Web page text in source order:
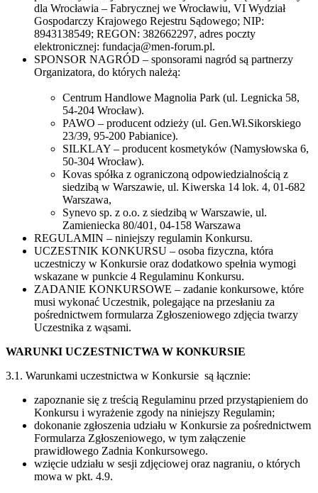
dla Wrocławia – Fabrycznej we Wrocławiu, VI Wydział
Gospodarczy Krajowego Rejestru Sądowego; NIP:
8943138549; REGON: 382662297, adres poczty
elektronicznej: fundacja@men-forum.pl.
SPONSOR NAGRÓD – sponsorami nagród są partnerzy
Organizatora, do których należą:
Centrum Handlowe Magnolia Park (ul. Legnicka 58,
54-204 Wrocław).
PAWO – producent odzieży (ul. Gen.Wł.Sikorskiego
23/39, 95-200 Pabianice).
SILKLAY – producent kosmetyków (Namysłowska 6,
50-304 Wrocław).
Kovas spółka z ograniczoną odpowiedzialnością z
siedzibą w Warszawie, ul. Kiwerska 14 lok. 4, 01-682
Warszawa,
Synevo sp. z o.o. z siedzibą w Warszawie, ul.
Zamieniecka 80/401, 04-158 Warszawa
REGULAMIN – niniejszy regulamin Konkursu.
UCZESTNIK KONKURSU – osoba fizyczna, która
uczestniczy w Konkursie oraz dodatkowo spełnia wymogi
wskazane w punkcie 4 Regulaminu Konkursu.
ZADANIE KONKURSOWE – zadanie konkursowe, które
musi wykonać Uczestnik, polegające na przesłaniu za
pośrednictwem formularza Zgłoszeniowego zdjęcia twarzy
Uczestnika z wąsami.
WARUNKI UCZESTNICTWA W KONKURSIE
3.1. Warunkami uczestnictwa w Konkursie są łącznie:
zapoznanie się z treścią Regulaminu przed przystąpieniem do
Konkursu i wyrażenie zgody na niniejszy Regulamin;
dokonanie zgłoszenia udziału w Konkursie za pośrednictwem
Formularza Zgłoszeniowego, w tym załączenie
prawidłowego Zadnia Konkursowego.
wzięcie udziału w sesji zdjęciowej oraz nagraniu, o których
mowa w pkt. 4.9.